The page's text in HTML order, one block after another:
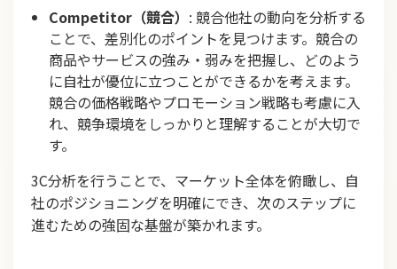
Competitor（競合） : 競合他社の動向を分析する
ことで、差別化のポイントを見つけます。競合の
商品やサービスの強み・弱みを把握し、どのよう
に自社が優位に立つことができるかを考えます。
競合の価格戦略やプロモーション戦略も考慮に入
れ、競争環境をしっかりと理解することが大切で
す。
3C分析を行うことで、マーケット全体を俯瞰し、自
社のポジショニングを明確にでき、次のステップに
進むための強固な基盤が築かれます。